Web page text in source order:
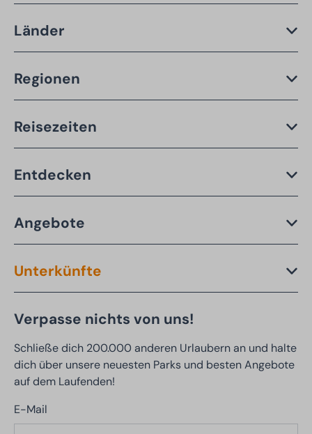
Länder
Regionen
Reisezeiten
Entdecken
Angebote
Unterkünfte
Verpasse nichts von uns!
Schließe dich 200.000 anderen Urlaubern an und halte
dich über unsere neuesten Parks und besten Angebote
auf dem Laufenden!
E-Mail